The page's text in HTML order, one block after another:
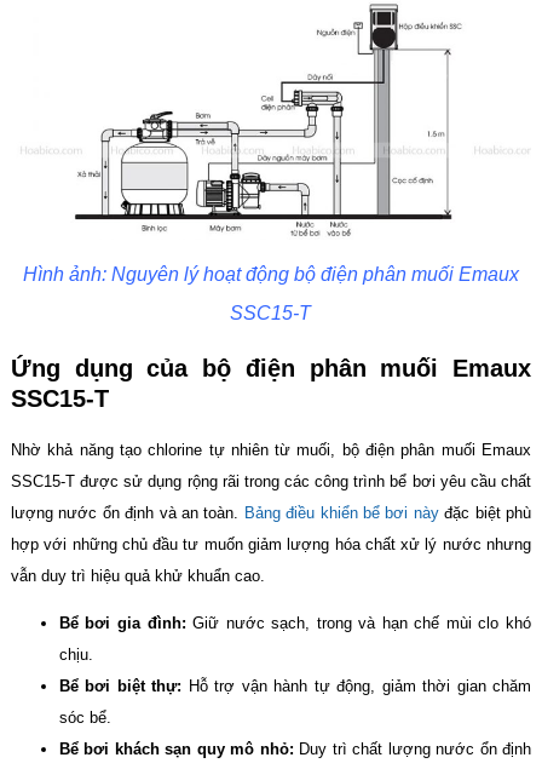
Hình ảnh: Nguyên lý hoạt động bộ điện phân muối Emaux
SSC15-T
Ứng dụng của bộ điện phân muối Emaux
SSC15-T
Nhờ khả năng tạo chlorine tự nhiên từ muối, bộ điện phân muối Emaux
SSC15-T được sử dụng rộng rãi trong các công trình bể bơi yêu cầu chất
lượng nước ổn định và an toàn. Bảng điều khiển bể bơi nàyđặc biệt phù
hợp với những chủ đầu tư muốn giảm lượng hóa chất xử lý nước nhưng
vẫn duy trì hiệu quả khử khuẩn cao.
Bể bơi gia đình: Giữ nước sạch, trong và hạn chế mùi clo khó
chịu.
Bể bơi biệt thự: Hỗ trợ vận hành tự động, giảm thời gian chăm
sóc bể.
Bể bơi khách sạn quy mô nhỏ: Duy trì chất lượng nước ổn định